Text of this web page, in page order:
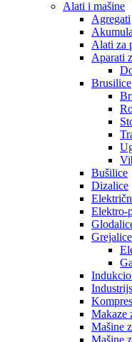
Alati i mašine
Agregati
Alati za
Aparati
Brusilice
Bušilice
Dizalice
Elektro-
Grejalice
Makaze
Mašine
Mašine